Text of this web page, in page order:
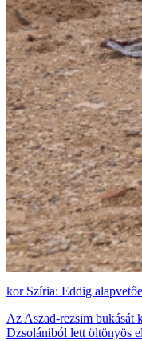
Szíria: Eddig
Az Aszad-rezsim bukását
Dzsolániból lett öltönyös